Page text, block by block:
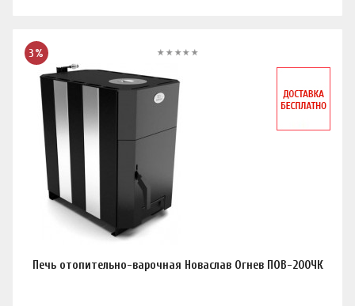
3%
Печь отопительно-варочная Новаслав Огнев ПОВ-200ЧК